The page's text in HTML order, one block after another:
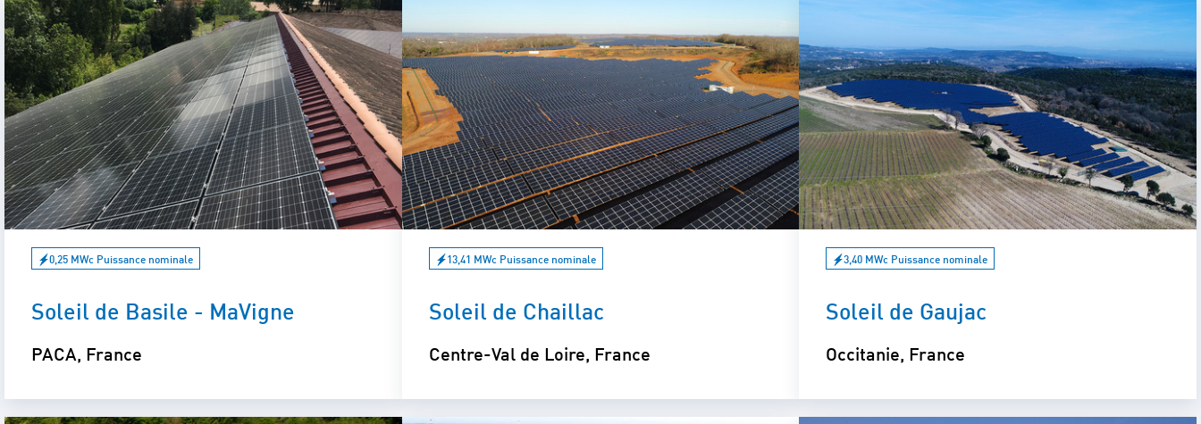
0,25 MWc Puissance nominale
Soleil de Basile - MaVigne
PACA, France
13,41 MWc Puissance nominale
Soleil de Chaillac
Centre-Val de Loire, France
3,40 MWc Puissance nominale
Soleil de Gaujac
Occitanie, France